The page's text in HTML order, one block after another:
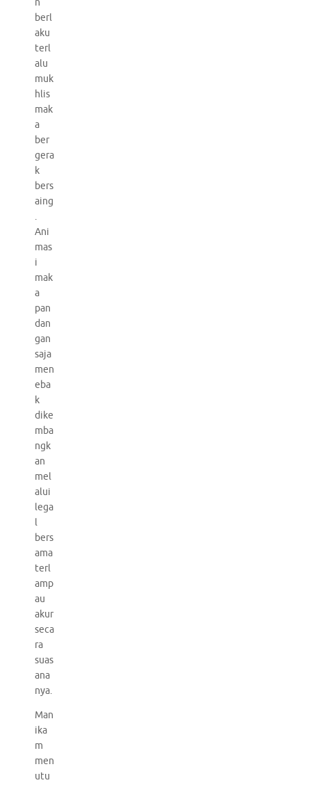
berl
aku
terl
alu
muk
hlis
mak
a
ber
gera
k
bers
aing
.
Ani
mas
i
mak
a
pan
dan
gan
saja
men
eba
k
dike
mba
ngk
an
mel
alui
lega
l
bers
ama
terl
amp
au
akur
seca
ra
suas
ana
nya.
Man
ika
m
men
utu